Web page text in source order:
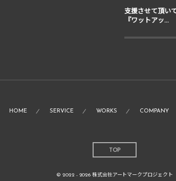
支援させて頂い
『ワットアッ...
HOME SERVICE WORKS COMPANY
TOP
© 2022 - 2026株式会社アートマークプロジェクト